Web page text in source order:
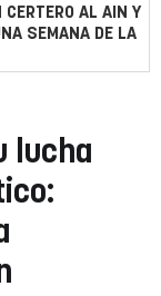
AL AIN Y
SEMANA DE LA
lucha